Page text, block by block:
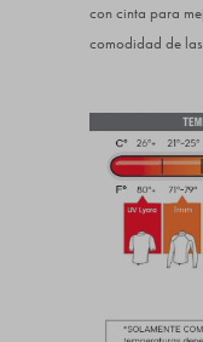
con cinta para
comodidad de